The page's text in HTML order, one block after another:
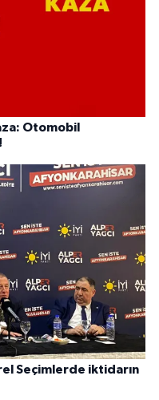
Otomobil
Seçimlerde iktidarın